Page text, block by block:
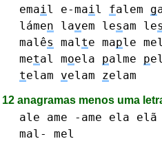
email e-mail falem g
lámen lavem lesam les
malês malte maple
metal moela palme p
telam velam zelam
12 anagramas menos uma
ale ame -ame ela elã
mal-
mel